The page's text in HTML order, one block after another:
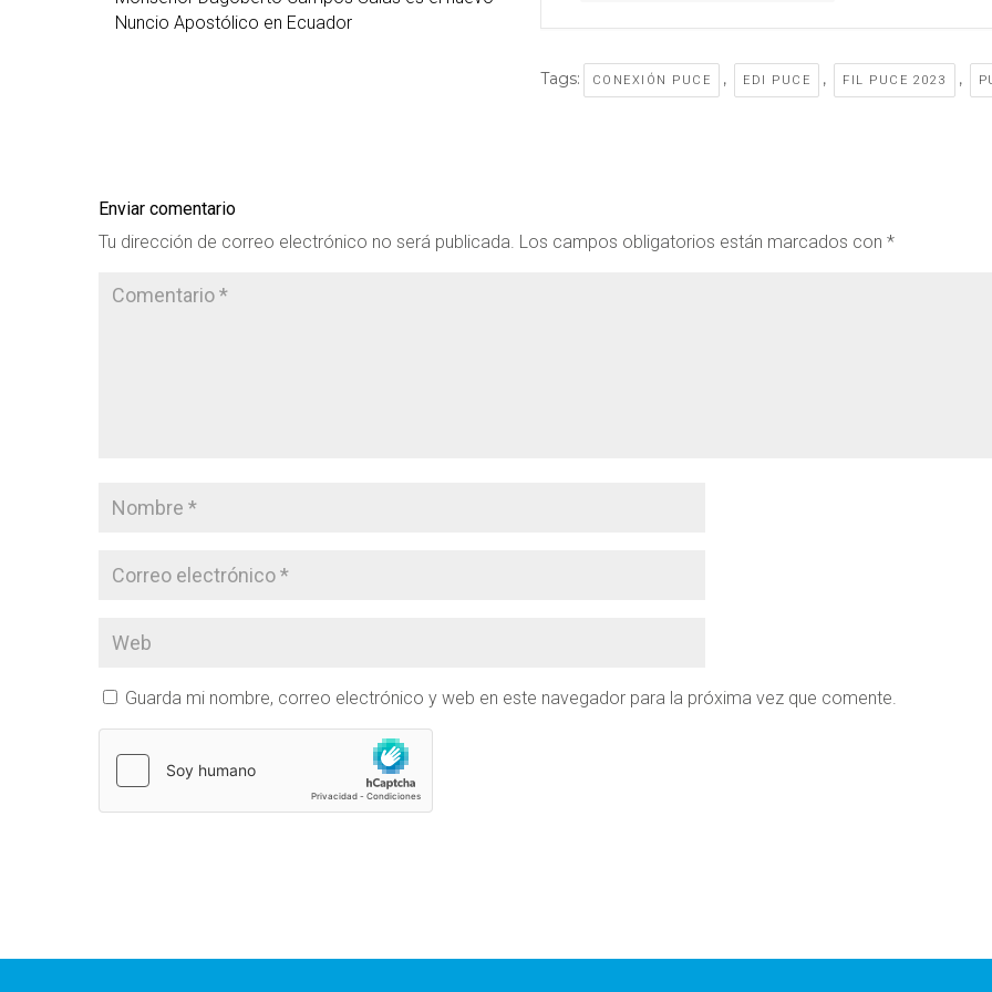
Nuncio Apostólico en Ecuador
Tags: CONEXIÓN PUCE , EDI PUCE , FIL PUCE 2023 ,
Enviar comentario
Tu dirección de correo electrónico no será publicada. Los campos obligatorios están marcados con *
Guarda mi nombre, correo electrónico y web en este navegador para la próxima vez que comente.